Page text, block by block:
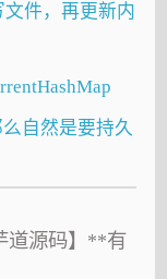
件，再更新内
自然是要持久
道源码】**有